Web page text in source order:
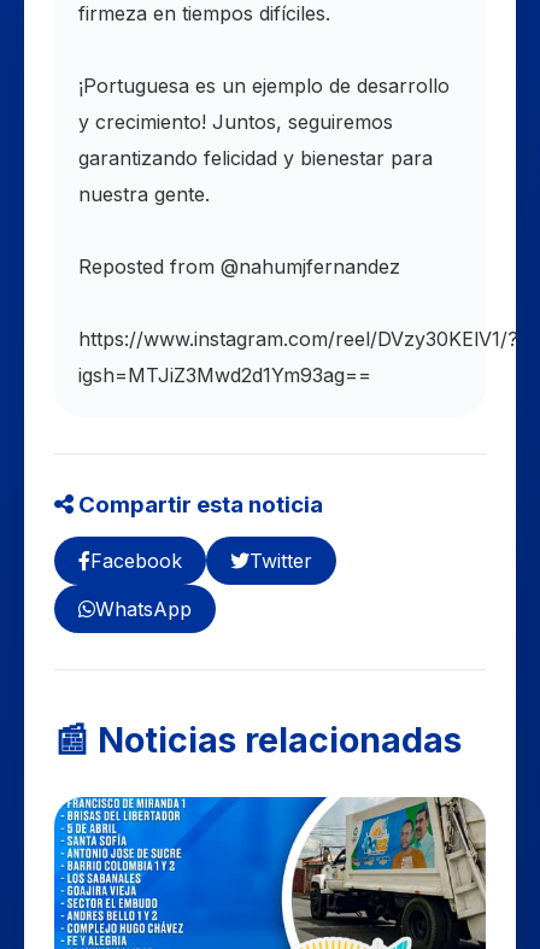
firmeza en tiempos difíciles.
¡Portuguesa es un ejemplo de desarrollo
y crecimiento! Juntos, seguiremos
garantizando felicidad y bienestar para
nuestra gente.
Reposted from @nahumjfernandez
https://www.instagram.com/reel/DVzy30KElV1/?
igsh=MTJiZ3Mwd2d1Ym93ag==
Compartir esta noticia
Facebook
Twitter
WhatsApp
📰 Noticias relacionadas